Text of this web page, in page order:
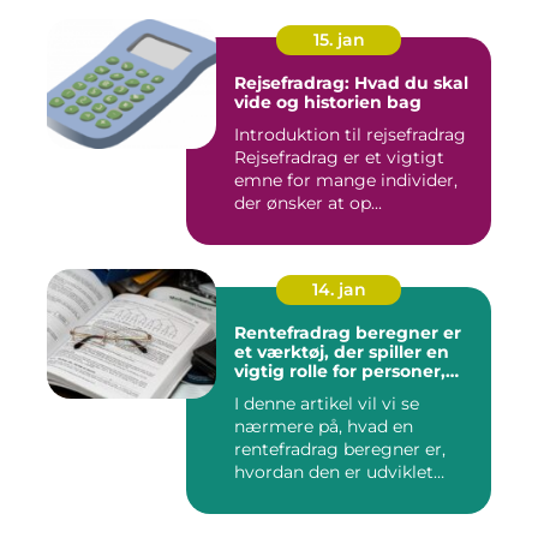
15. jan
Rejsefradrag: Hvad du skal
vide og historien bag
Introduktion til rejsefradrag
Rejsefradrag er et vigtigt
emne for mange individer,
der ønsker at op...
14. jan
Rentefradrag beregner er
et værktøj, der spiller en
vigtig rolle for personer,
optimere deres
skatteindberetning og få
mest muligt ud af de
potentielle skattefordele
I denne artikel vil vi se
nærmere på, hvad en
rentefradrag beregner er,
hvordan den er udviklet